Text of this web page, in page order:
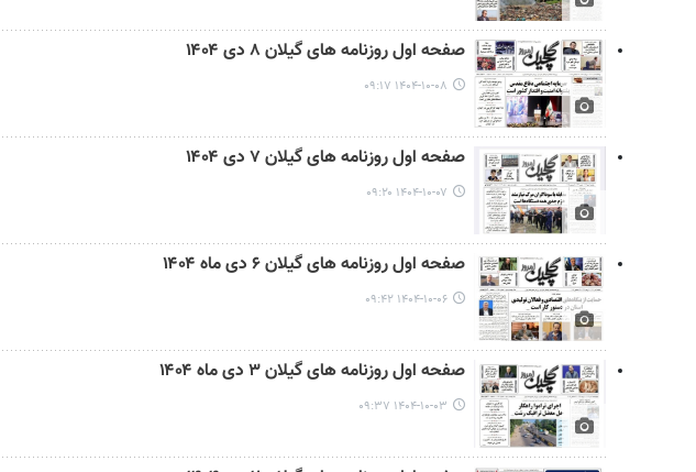
صفحه اول روزنامه های گیلان ۸ دی ۱۴۰۴
۱۴۰۴-۱۰-۰۸ ۰۹:۱۷
صفحه اول روزنامه های گیلان ۷ دی ۱۴۰۴
۱۴۰۴-۱۰-۰۷ ۰۹:۲۰
صفحه اول روزنامه های گیلان ۶ دی ماه ۱۴۰۴
۱۴۰۴-۱۰-۰۶ ۰۹:۴۲
صفحه اول روزنامه های گیلان ۳ دی ماه ۱۴۰۴
۱۴۰۴-۱۰-۰۳ ۰۹:۳۷